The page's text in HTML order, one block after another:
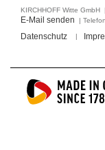
KIRCHHOFF Witte
E-Mail senden |
Datenschutz